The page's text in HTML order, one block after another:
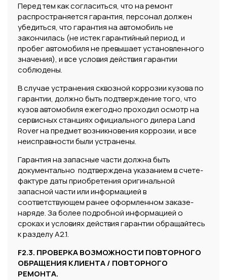
Перед тем как согласиться, что на ремонт
распространяется гарантия, персонал должен
убедиться, что гарантия на автомобиль не
закончилась (не истек гарантийный период, и
пробег автомобиля не превышает установленного
значения), и все условия действия гарантии
соблюдены.
В случае устранения сквозной коррозии кузова по
гарантии, должно быть подтверждение того, что
кузов автомобиля ежегодно проходил осмотр на
сервисных станциях официального дилера Land
Rover на предмет возникновения коррозии, и все
неисправности были устранены.
Гарантия на запасные части должна быть
документально подтверждена указанием в счете-
фактуре даты приобретения оригинальной
запасной части или информацией в
соответствующем ранее оформленном заказе-
наряде. За более подробной информацией о
сроках и условиях действия гарантии обращайтесь
к разделу А2.1.
F2.3. ПРОВЕРКА ВОЗМОЖНОСТИ ПОВТОРНОГО
ОБРАЩЕНИЯ КЛИЕНТА / ПОВТОРНОГО
РЕМОНТА.